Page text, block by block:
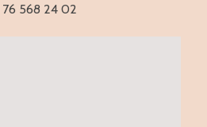
76 568 24 02